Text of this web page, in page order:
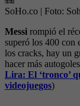
SoHo.co | Foto:
Messi rompió el
superó los 400 con
los cracks, hay un
hacer más
Lira: El ‘tronco’
videojuegos)